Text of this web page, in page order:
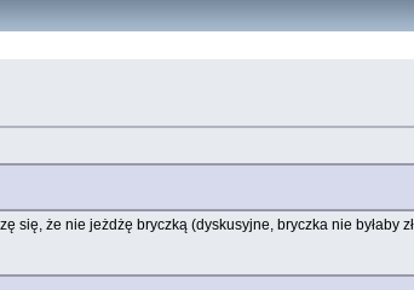
się, że nie jeżdżę bryczką (dyskusyjne, bryczka nie byłaby